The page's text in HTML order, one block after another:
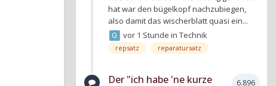
hat war den bügelkopf nachzubiegen,
also damit das wischerblatt quasi ein...
vor 1 Stunde inTechnik
repsatz reparatursatz
6.896
Der "ich habe 'ne kurze